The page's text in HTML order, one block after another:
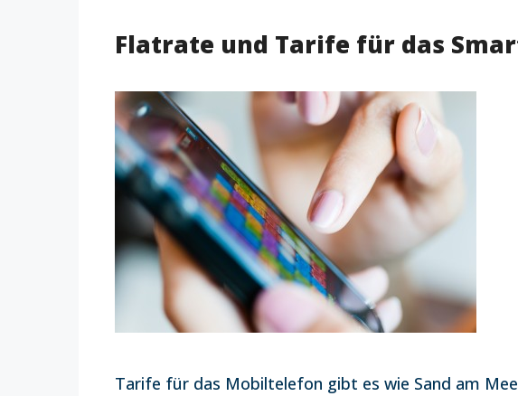
Flatrate und Tarife für das
Tarife für das Mobiltelefon gibt es wie Sand am